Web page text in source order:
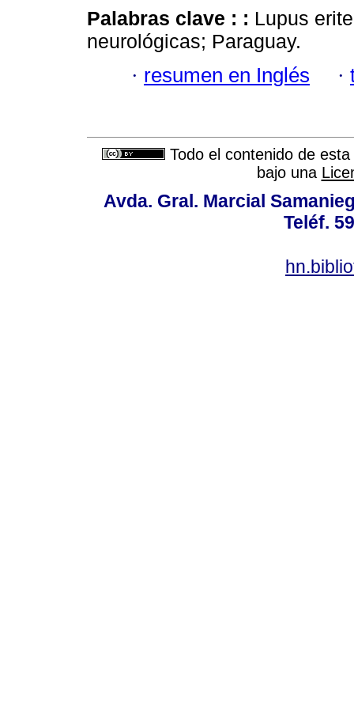
Palabras clave : : Lupus
neurológicas; Paraguay.
· resumen en Inglés ·
Todo el contenido de
bajo una
Avda. Gral. Marcial
Teléf.